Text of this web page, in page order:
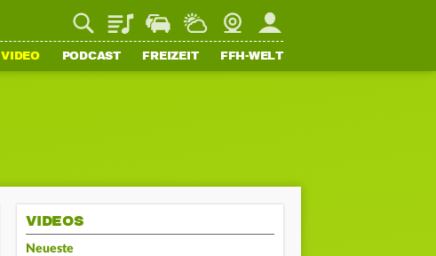
PlaylistStaupilotWetterWebcamMein FFH
VIDEO PODCAST FREIZEIT FFH-WELT
VIDEOS
Neueste